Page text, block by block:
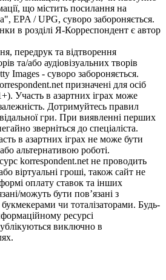
що містить посилання на
EPA / UPG, суворо забороняється.
в розділі Я-Корреспондент є автор
передрук та відтворення
та/або аудіовізуальних творів
Images - суворо забороняється.
призначені для осіб
Участь в азартних іграх може
Дотримуйтесь правил
гри. При виявленні перших
зверніться до спеціаліста.
в азартних іграх не може бути
альтернативою роботі.
korrespondent.net не проводить
віртуальні гроші, також сайт не
оплату ставок та інших
можуть бути пов’язані з
чи тоталізаторами. Будь-
ресурсі
виключно в